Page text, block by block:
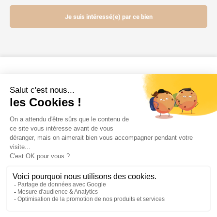
Je suis intéressé(e) par ce bien
Contactez-nous
Powered by Elixir